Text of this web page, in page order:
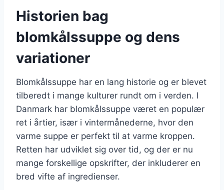
Historien bag
blomkålssuppe og dens
variationer
Blomkålssuppe har en lang historie og er blevet
tilberedt i mange kulturer rundt om i verden. I
Danmark har blomkålssuppe været en populær
ret i årtier, især i vintermånederne, hvor den
varme suppe er perfekt til at varme kroppen.
Retten har udviklet sig over tid, og der er nu
mange forskellige opskrifter, der inkluderer en
bred vifte af ingredienser.